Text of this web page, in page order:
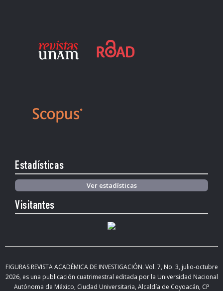
Estadísticas
Ver estadísticas
Visitantes
FIGURAS REVISTA ACADÉMICA DE INVESTIGACIÓN. Vol. 7, No. 3, julio-octubre
2026, es una publicación cuatrimestral editada por la Universidad Nacional
Autónoma de México, Ciudad Universitaria, Alcaldía de Coyoacán, CP